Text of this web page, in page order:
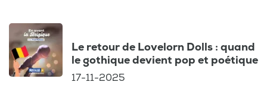
Le retour de Lovelorn Dolls : quand
le gothique devient pop et poétique
17-11-2025